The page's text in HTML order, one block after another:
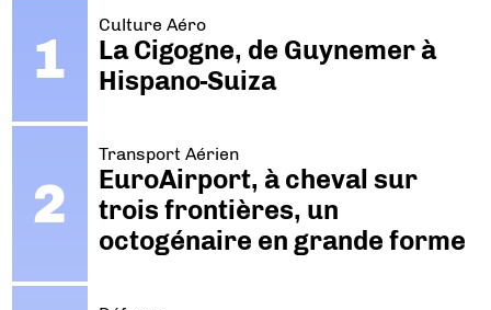
Culture Aéro
La Cigogne, de Guynemer à
Hispano-Suiza
Transport Aérien
EuroAirport, à cheval sur
trois frontières, un
octogénaire en grande forme